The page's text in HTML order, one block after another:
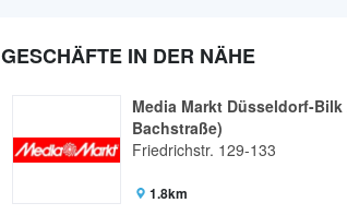
GESCHÄFTE IN DER NÄHE
Media Markt Düsseldorf-
Bachstraße)
Friedrichstr. 129-133
1.8km